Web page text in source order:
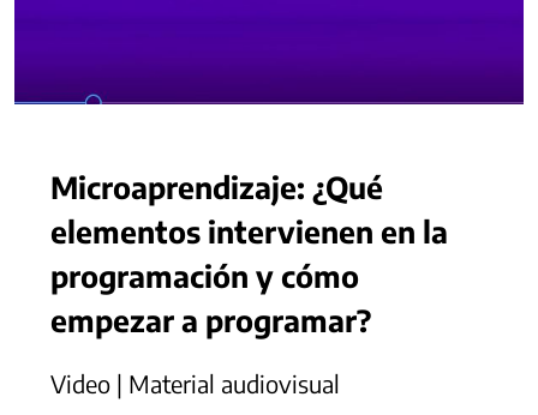
Microaprendizaje: ¿Qué
elementos intervienen en la
programación y cómo
empezar a programar?
Video | Material audiovisual